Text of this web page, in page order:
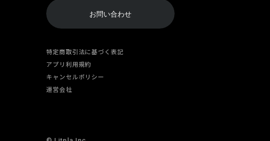
お問い合わせ
特定商取引法に基づく表記
アプリ利用規約
キャンセルポリシー
運営会社